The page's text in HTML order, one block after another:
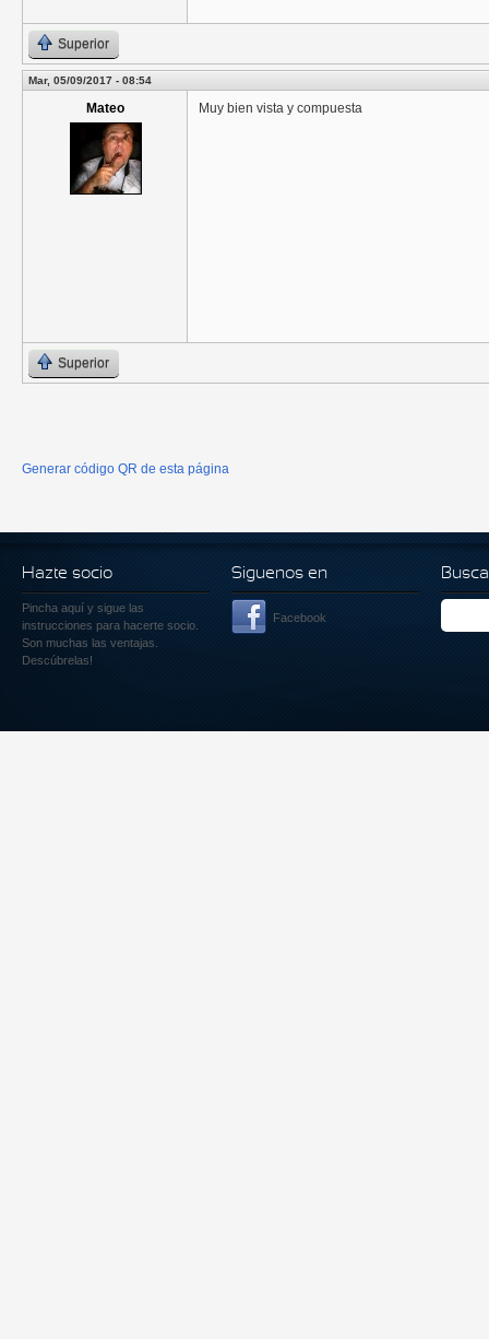
Superior
Mar, 05/09/2017 - 08:54
Mateo Muy bien vista y compuesta
Superior
Generar código QR de esta página
Hazte socio
Pincha aquí y sigue las
instrucciones para hacerte socio.
Son muchas las ventajas.
Descúbrelas!
Siguenos en
Facebook